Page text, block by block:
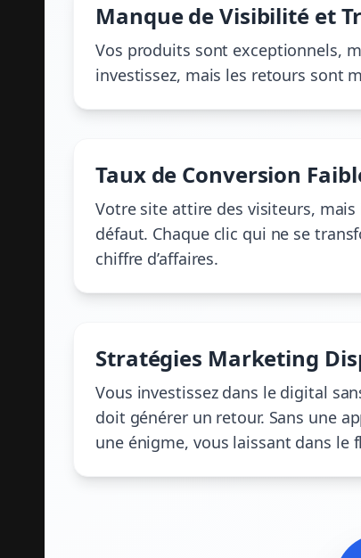
Manque de Visibilité et
Vos produits sont exceptionnels,
investissez, mais les retours sont
Taux de Conversion
Votre site attire des visiteurs, mais
défaut. Chaque clic qui ne se
chiffre d’affaires.
Stratégies Marketing
Vous investissez dans le digital
doit générer un retour. Sans une
une énigme, vous laissant dans le